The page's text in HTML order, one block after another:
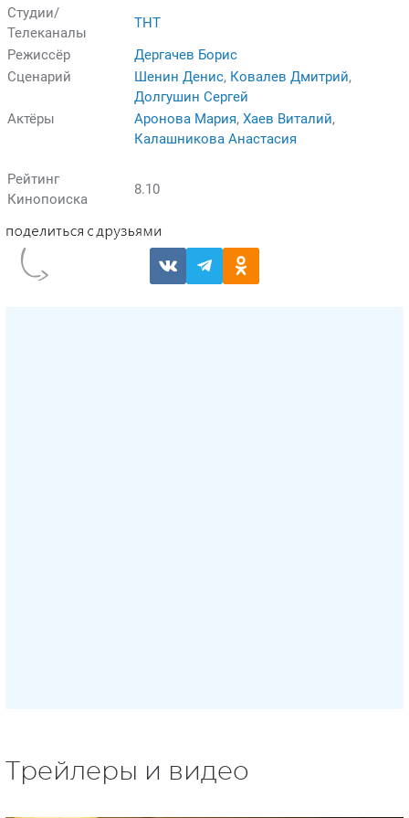
Студии/
Телеканалы
ТНТ
Режиссёр
Дергачев Борис
Сценарий
Шенин Денис, Ковалев Дмитрий,
Долгушин Сергей
Актёры
Аронова Мария, Хаев Виталий,
Калашникова Анастасия
Рейтинг
Кинопоиска
8.10
Трейлеры и видео